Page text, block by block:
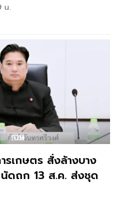
น.
รเกษตร สั่งล้างบาง
ดถก 13 ส.ค. ส่งชุด